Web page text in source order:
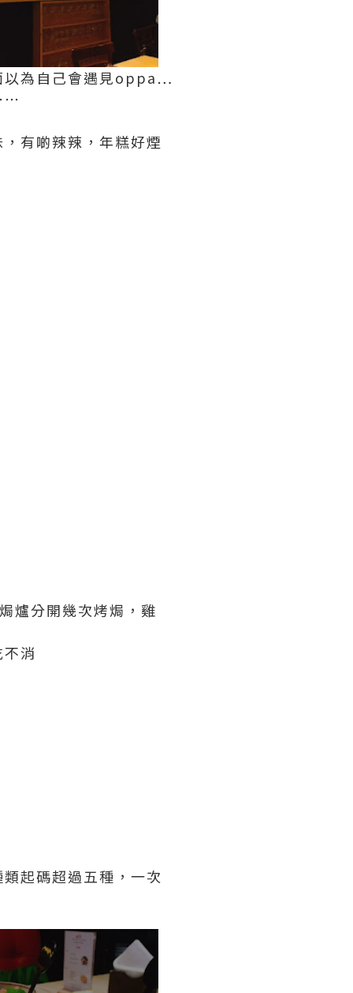
為自己會遇見oppa⋯
有啲辣辣，年糕好煙
爐分開幾次烤焗，雞
消
起碼超過五種，一次